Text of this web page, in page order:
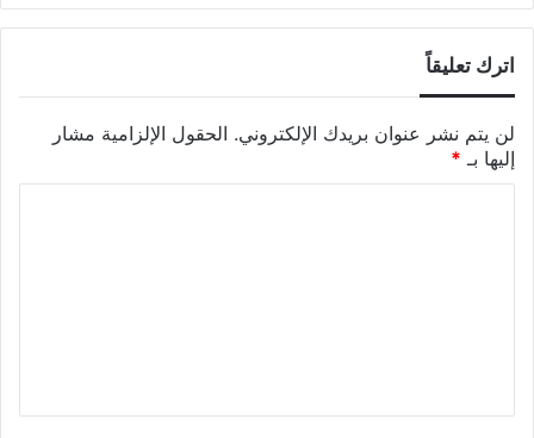
اترك تعليقاً
لن يتم نشر عنوان بريدك الإلكتروني. الحقول الإلزامية مشار
إليها بـ *